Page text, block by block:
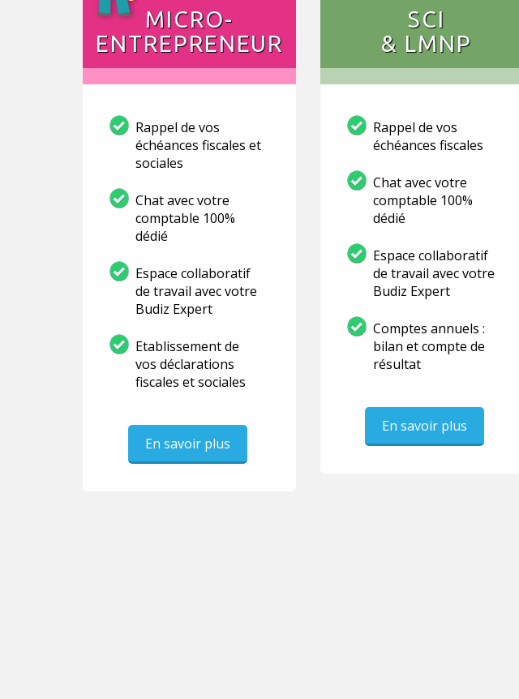
MICRO-
ENTREPRENEUR
Rappel de vos
échéances fiscales et
sociales
Chat avec votre
comptable 100%
dédié
Espace collaboratif
de travail avec votre
Budiz Expert
Etablissement de
vos déclarations
fiscales et sociales
En savoir plus
SCI
& LMNP
Rappel de vos
échéances fiscales
Chat avec votre
comptable 100%
dédié
Espace collaboratif
de travail avec votre
Budiz Expert
Comptes annuels :
bilan et compte de
résultat
En savoir plus